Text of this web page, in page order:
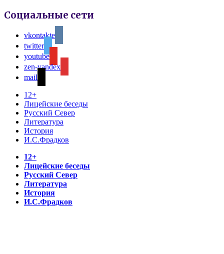
Социальные сети
vkontakte
twitter
youtube
zen-yandex
mail
12+
Лицейские беседы
Русский Север
Литература
История
И.С.Фрадков
12+
Лицейские беседы
Русский Север
Литература
История
И.С.Фрадков